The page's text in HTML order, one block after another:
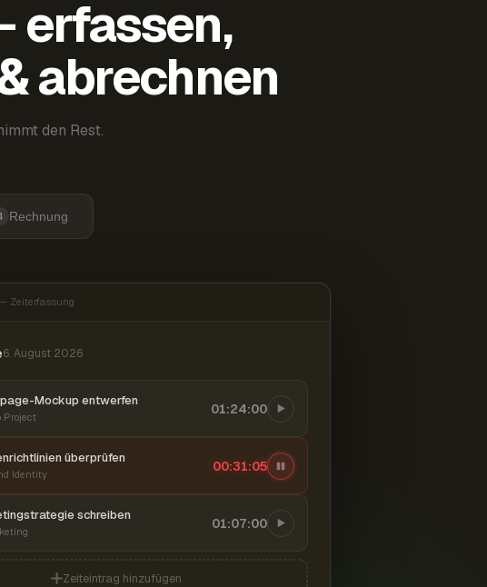
erfassen,
abrechnen
den Rest.
Rechnung
Zeiterfassung
6. August 2026
Mockup entwerfen
Project
01:24:00
überprüfen
Identity
00:31:06
schreiben 01:07:00
Zeiteintrag hinzufügen